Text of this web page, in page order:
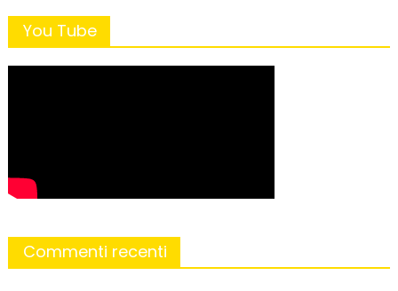
You Tube
Commenti recenti